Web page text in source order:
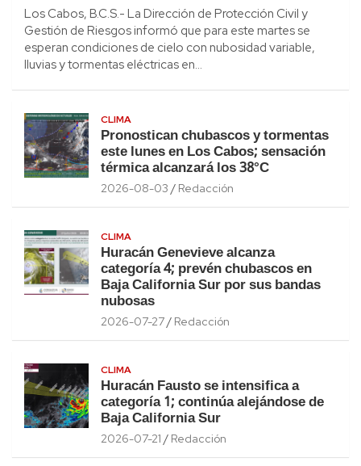
Los Cabos, B.C.S.- La Dirección de Protección Civil y
Gestión de Riesgos informó que para este martes se
esperan condiciones de cielo con nubosidad variable,
lluvias y tormentas eléctricas en…
CLIMA
Pronostican chubascos y tormentas
este lunes en Los Cabos; sensación
térmica alcanzará los 38°C
2026-08-03 Redacción
CLIMA
Huracán Genevieve alcanza
categoría 4; prevén chubascos en
Baja California Sur por sus bandas
nubosas
2026-07-27 Redacción
CLIMA
Huracán Fausto se intensifica a
categoría 1; continúa alejándose de
Baja California Sur
2026-07-21 Redacción